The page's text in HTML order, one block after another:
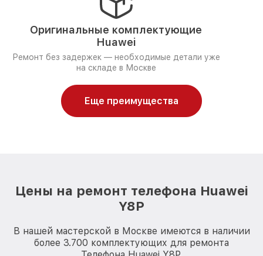
Оригинальные комплектующие
Huawei
Ремонт без задержек — необходимые детали уже
на складе в Москве
Еще преимущества
Цены на ремонт телефона Huawei
Y8P
В нашей мастерской в Москве имеются в наличии
более 3.700 комплектующих для ремонта